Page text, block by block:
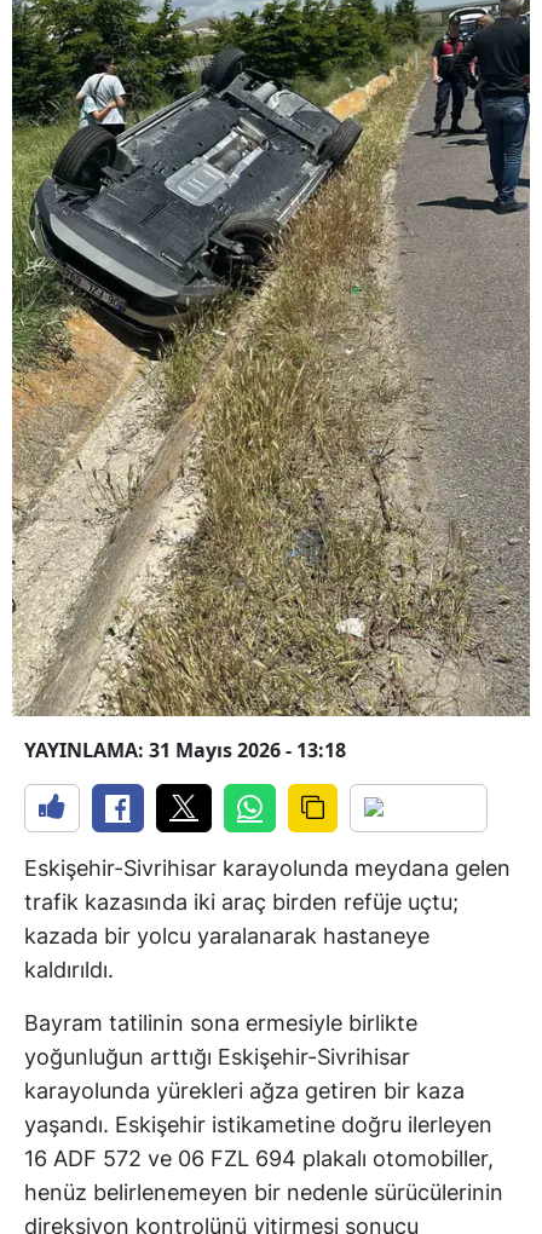
YAYINLAMA: 31 Mayıs 2026 - 13:18
Eskişehir-Sivrihisar karayolunda meydana gelen
trafik kazasında iki araç birden refüje uçtu;
kazada bir yolcu yaralanarak hastaneye
kaldırıldı.
Bayram tatilinin sona ermesiyle birlikte
yoğunluğun arttığı Eskişehir-Sivrihisar
karayolunda yürekleri ağza getiren bir kaza
yaşandı. Eskişehir istikametine doğru ilerleyen
16 ADF 572 ve 06 FZL 694 plakalı otomobiller,
henüz belirlenemeyen bir nedenle sürücülerinin
direksiyon kontrolünü yitirmesi sonucu